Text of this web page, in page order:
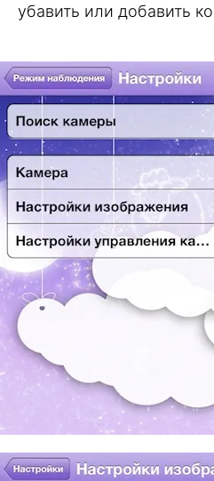
убавить или добавить